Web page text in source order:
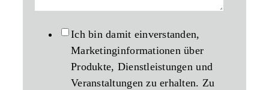
Ich bin damit einverstanden,
Marketinginformationen über
Produkte, Dienstleistungen und
Veranstaltungen zu erhalten. Zu